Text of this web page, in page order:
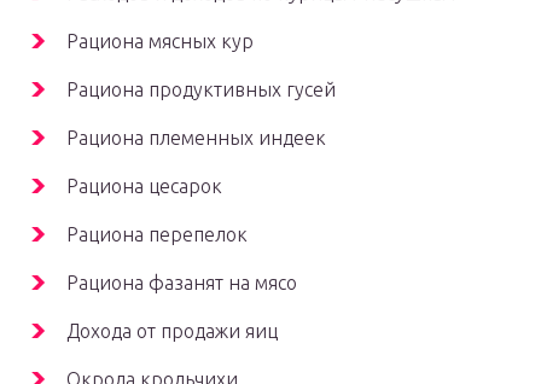
Рациона мясных кур
Рациона продуктивных гусей
Рациона племенных индеек
Рациона цесарок
Рациона перепелок
Рациона фазанят на мясо
Дохода от продажи яиц
Окрола крольчихи